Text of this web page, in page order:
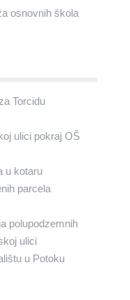
osnovnih škola
Torcidu
ulici pokraj OŠ
u kotaru
parcela
polupodzemnih
ulici
u Potoku